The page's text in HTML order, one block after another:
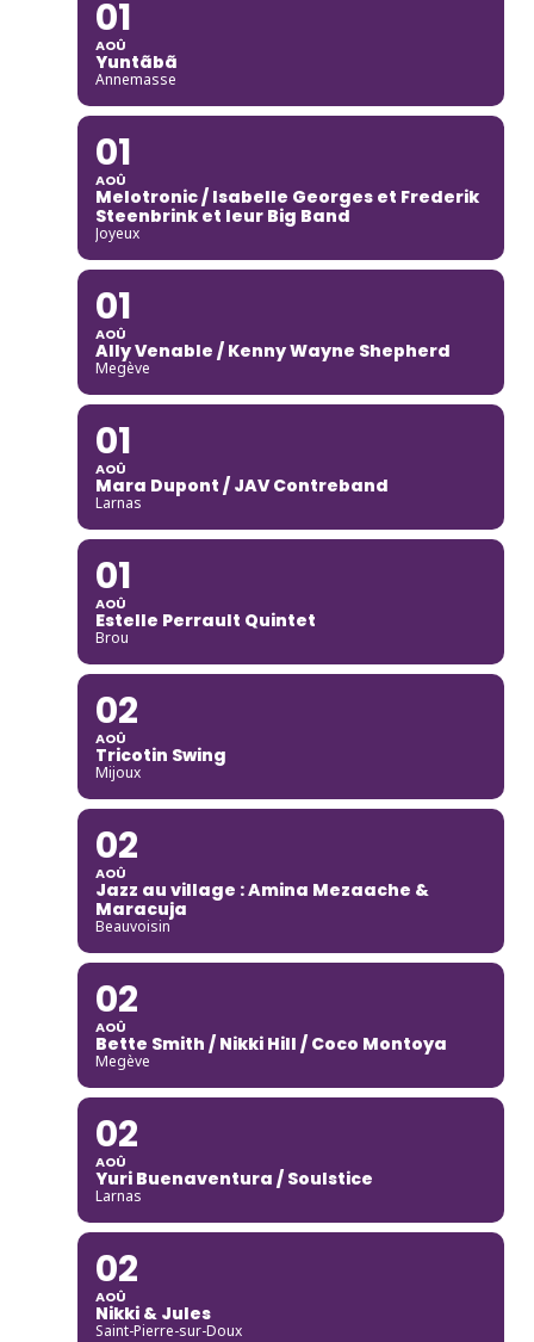
01
AOÛ
Yuntãbã
Annemasse
01
AOÛ
Melotronic / Isabelle Georges et Frederik
Steenbrink et leur Big Band
Joyeux
01
AOÛ
Ally Venable / Kenny Wayne Shepherd
Megève
01
AOÛ
Mara Dupont / JAV Contreband
Larnas
01
AOÛ
Estelle Perrault Quintet
Brou
02
AOÛ
Tricotin Swing
Mijoux
02
AOÛ
Jazz au village : Amina Mezaache &
Maracuja
Beauvoisin
02
AOÛ
Bette Smith / Nikki Hill / Coco Montoya
Megève
02
AOÛ
Yuri Buenaventura / Soulstice
Larnas
02
AOÛ
Nikki & Jules
Saint-Pierre-sur-Doux